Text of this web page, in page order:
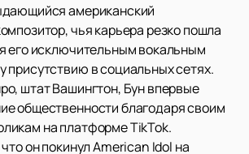
американский
чья карьера резко пошла
его исключительным вокальным
присутствию в социальных сетях.
штат Вашингтон, Бун впервые
общественности благодаря своим
на платформе TikTok.
он покинул American Idol на